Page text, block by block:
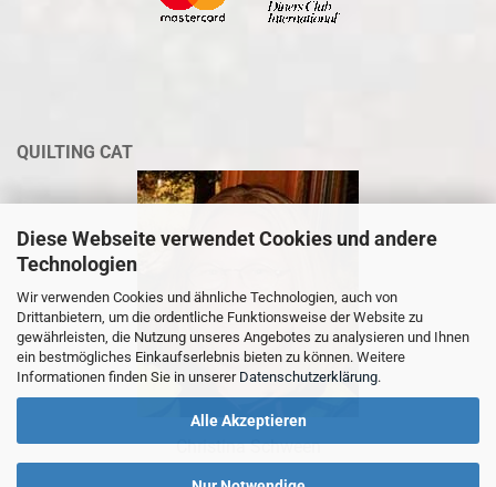
Diese Webseite verwendet Cookies und andere
Technologien
Wir verwenden Cookies und ähnliche Technologien, auch von
Drittanbietern, um die ordentliche Funktionsweise der Website zu
gewährleisten, die Nutzung unseres Angebotes zu analysieren und Ihnen
ein bestmögliches Einkaufserlebnis bieten zu können. Weitere
Informationen finden Sie in unserer Datenschutzerklärung.
Alle Akzeptieren
QUILTING CAT
Christina Schween